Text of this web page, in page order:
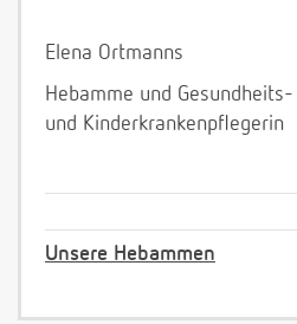
Elena Ortmanns
Hebamme und Gesundheits-
und Kinderkrankenpflegerin
Unsere Hebammen